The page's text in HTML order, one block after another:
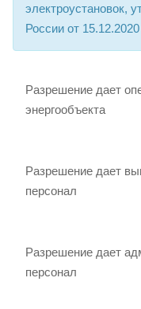
электроустановок,
России от
Разрешение дает
энергообъекта
Разрешение дает
персонал
Разрешение дает
персонал